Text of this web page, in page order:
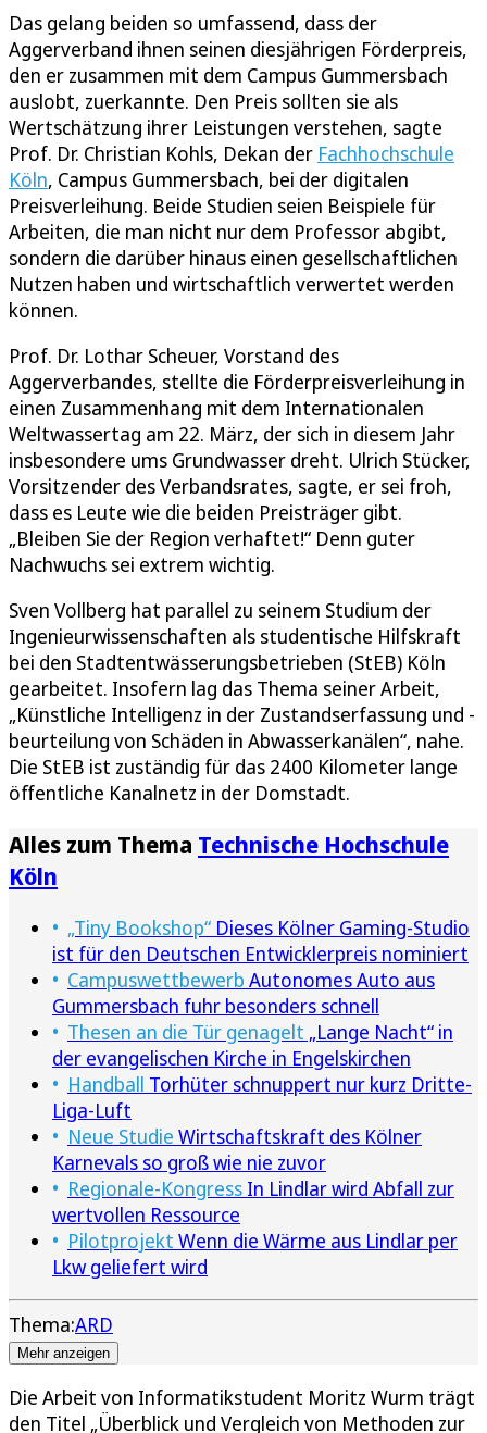
Das gelang beiden so umfassend, dass der
Aggerverband ihnen seinen diesjährigen Förderpreis,
den er zusammen mit dem Campus Gummersbach
auslobt, zuerkannte. Den Preis sollten sie als
Wertschätzung ihrer Leistungen verstehen, sagte
Prof. Dr. Christian Kohls, Dekan der Fachhochschule
Köln, Campus Gummersbach, bei der digitalen
Preisverleihung. Beide Studien seien Beispiele für
Arbeiten, die man nicht nur dem Professor abgibt,
sondern die darüber hinaus einen gesellschaftlichen
Nutzen haben und wirtschaftlich verwertet werden
können.
Prof. Dr. Lothar Scheuer, Vorstand des
Aggerverbandes, stellte die Förderpreisverleihung in
einen Zusammenhang mit dem Internationalen
Weltwassertag am 22. März, der sich in diesem Jahr
insbesondere ums Grundwasser dreht. Ulrich Stücker,
Vorsitzender des Verbandsrates, sagte, er sei froh,
dass es Leute wie die beiden Preisträger gibt.
„Bleiben Sie der Region verhaftet!“ Denn guter
Nachwuchs sei extrem wichtig.
Sven Vollberg hat parallel zu seinem Studium der
Ingenieurwissenschaften als studentische Hilfskraft
bei den Stadtentwässerungsbetrieben (StEB) Köln
gearbeitet. Insofern lag das Thema seiner Arbeit,
„Künstliche Intelligenz in der Zustandserfassung und -
beurteilung von Schäden in Abwasserkanälen“, nahe.
Die StEB ist zuständig für das 2400 Kilometer lange
öffentliche Kanalnetz in der Domstadt.
Alles zum Thema Technische Hochschule
Köln
„Tiny Bookshop“ Dieses Kölner Gaming-Studio
ist für den Deutschen Entwicklerpreis nominiert
Campuswettbewerb Autonomes Auto aus
Gummersbach fuhr besonders schnell
Thesen an die Tür genagelt „Lange Nacht“ in
der evangelischen Kirche in Engelskirchen
Handball Torhüter schnuppert nur kurz Dritte-
Liga-Luft
Neue Studie Wirtschaftskraft des Kölner
Karnevals so groß wie nie zuvor
Regionale-Kongress In Lindlar wird Abfall zur
wertvollen Ressource
Pilotprojekt Wenn die Wärme aus Lindlar per
Lkw geliefert wird
Thema:ARD
Mehr anzeigen
Die Arbeit von Informatikstudent Moritz Wurm trägt
den Titel „Überblick und Vergleich von Methoden zur